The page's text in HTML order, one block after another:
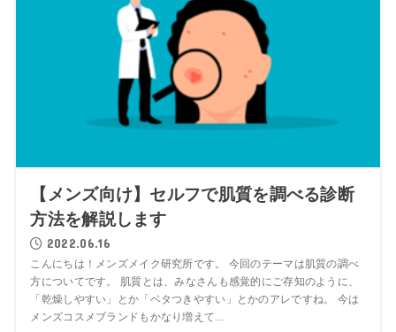
【メンズ向け】セルフで肌質を調べる診断
方法を解説します
2022.06.16
こんにちは！メンズメイク研究所です。 今回のテーマは肌質の調べ
方についてです。 肌質とは、みなさんも感覚的にご存知のように、
「乾燥しやすい」とか「ベタつきやすい」とかのアレですね。 今は
メンズコスメブランドもかなり増えて...